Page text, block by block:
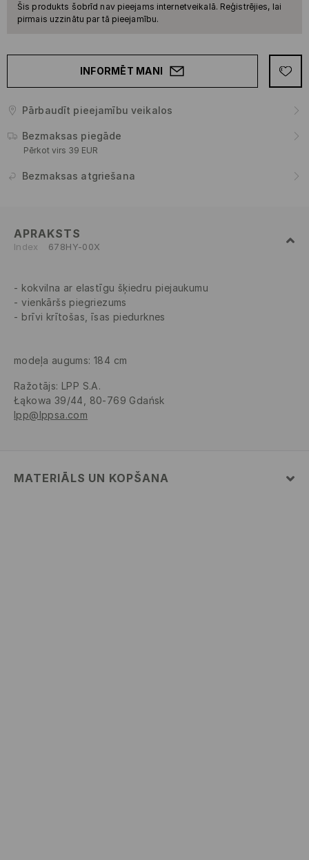
Šis produkts šobrīd nav pieejams internetveikalā. Reģistrējies, lai
pirmais uzzinātu par tā pieejamību.
INFORMĒT MANI
Pārbaudīt pieejamību veikalos
Bezmaksas piegāde
Pērkot virs 39 EUR
Bezmaksas atgriešana
APRAKSTS
Index 678HY-00X
kokvilna ar elastīgu šķiedru piejaukumu
vienkāršs piegriezums
brīvi krītošas, īsas piedurknes
modeļa augums: 184 cm
Ražotājs: LPP S.A.
Łąkowa 39/44, 80-769 Gdańsk
lpp@lppsa.com
MATERIĀLS UN KOPŠANA